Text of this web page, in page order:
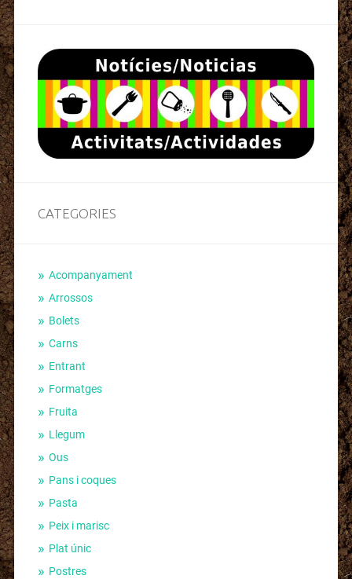
CATEGORIES
Acompanyament
Arrossos
Bolets
Carns
Entrant
Formatges
Fruita
Llegum
Ous
Pans i coques
Pasta
Peix i marisc
Plat únic
Postres